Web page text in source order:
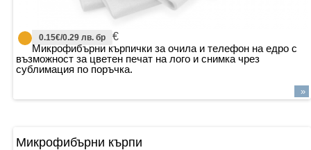
0.15€/0.29 лв. бр
€
Микрофибърни кърпички за очила и телефон на едро с
възможност за цветен печат на лого и снимка чрез
сублимация по поръчка.
»
Микрофибърни кърпи